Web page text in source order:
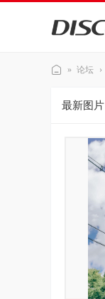
» 论坛 ›
最新图片